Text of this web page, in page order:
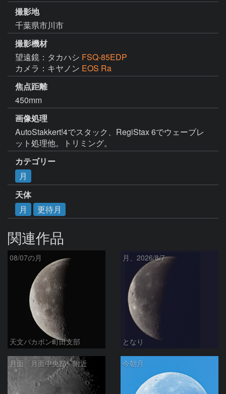
撮影地
千葉県市川市
撮影機材
望遠鏡：タカハシ FSQ-85EDP
カメラ：キヤノン EOS Ra
焦点距離
450mm
画像処理
AutoStakkert!4でスタック、RegiStax 6でウェーブレ
ット処理他。トリミング。
カテゴリー
月
天体
月
更待月
関連作品
08/07の月
天文バカボン町田支部
月、2026/8/7
となり
月面「月面中央部」附近 今朝月